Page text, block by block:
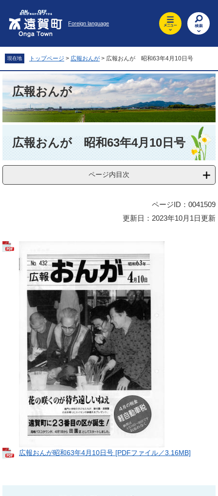
先
頭
を
飛
文
へ
Foreign language
現在地 トップページ > 広報おんが > 広報おんが 昭和63年4月10日号
広報おんが
広報おんが 昭和63年4月10日号
ページ内目次
ページID：0041509
更新日：2023年10月1日更新
広報おんが昭和63年4月10日号 [PDFファイル／3.16MB]